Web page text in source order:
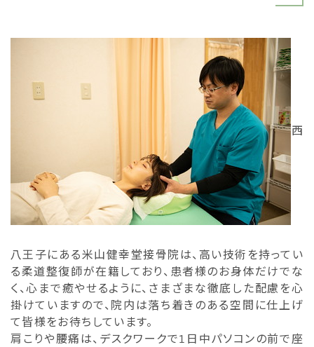
西
八王子にある米山健幸堂接骨院は、高い技術を持ってい
る柔道整復師が在籍しており、患者様のお身体だけでな
く、心まで癒やせるように、さまざまな徹底した配慮を心
掛けていますので、院内は落ち着きのある空間に仕上げ
て皆様をお待ちしています。
肩こりや腰痛は、デスクワークで1日中パソコンの前で座